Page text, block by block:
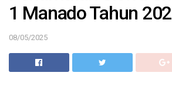
1 Manado Tahun
08/05/2025